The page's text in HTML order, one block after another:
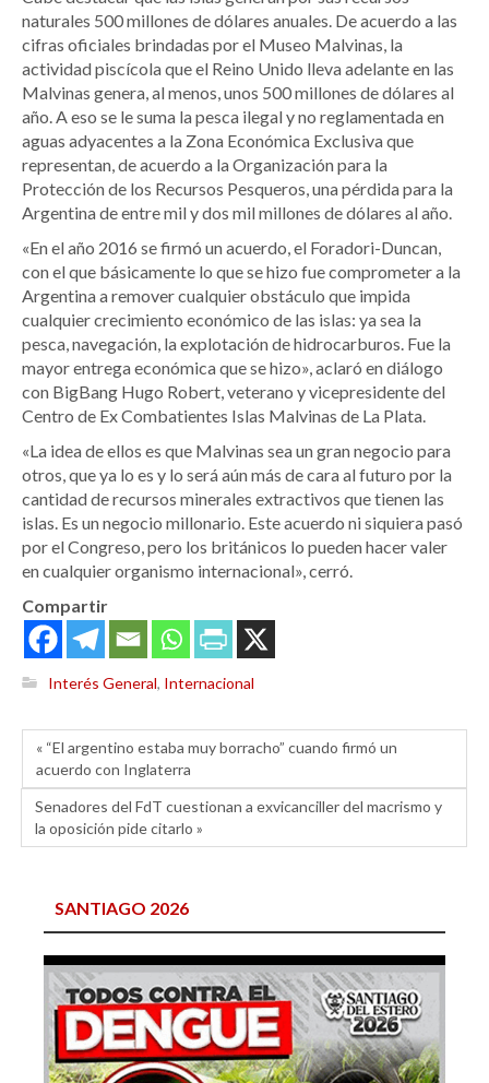
naturales 500 millones de dólares anuales. De acuerdo a las
cifras oficiales brindadas por el Museo Malvinas, la
actividad piscícola que el Reino Unido lleva adelante en las
Malvinas genera, al menos, unos 500 millones de dólares al
año. A eso se le suma la pesca ilegal y no reglamentada en
aguas adyacentes a la Zona Económica Exclusiva que
representan, de acuerdo a la Organización para la
Protección de los Recursos Pesqueros, una pérdida para la
Argentina de entre mil y dos mil millones de dólares al año.
«En el año 2016 se firmó un acuerdo, el Foradori-Duncan,
con el que básicamente lo que se hizo fue comprometer a la
Argentina a remover cualquier obstáculo que impida
cualquier crecimiento económico de las islas: ya sea la
pesca, navegación, la explotación de hidrocarburos. Fue la
mayor entrega económica que se hizo», aclaró en diálogo
con BigBang Hugo Robert, veterano y vicepresidente del
Centro de Ex Combatientes Islas Malvinas de La Plata.
«La idea de ellos es que Malvinas sea un gran negocio para
otros, que ya lo es y lo será aún más de cara al futuro por la
cantidad de recursos minerales extractivos que tienen las
islas. Es un negocio millonario. Este acuerdo ni siquiera pasó
por el Congreso, pero los británicos lo pueden hacer valer
en cualquier organismo internacional», cerró.
Compartir
Interés General, Internacional
« “El argentino estaba muy borracho” cuando firmó un
acuerdo con Inglaterra
Senadores del FdT cuestionan a exvicanciller del macrismo y
la oposición pide citarlo »
SANTIAGO 2026